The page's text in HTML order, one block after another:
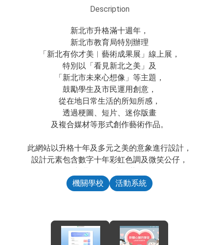
Description
新北市升格滿十週年，
新北市教育局特別辦理
「新北有你才美︱藝術成果展」線上展，
特別以「看見新北之美」及
「新北市未來心想像」等主題，
鼓勵學生及市民運用創意，
從在地日常生活的所知所感，
透過梗圖、短片、迷你版畫
及複合媒材等形式創作藝術作品。
此網站以升格十年及多元之美的意象進行設計，
設計元素包含數字十年彩虹色調及微笑公仔，
透過數位展演的方式，
Technology
RWD響應式網頁設計 | Responsive Web Design
機關學校 活動系統